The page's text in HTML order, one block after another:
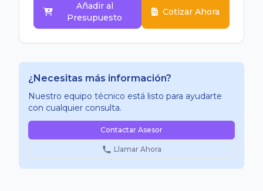
Añadir al
Presupuesto
Cotizar Ahora
¿Necesitas más información?
Nuestro equipo técnico está listo para ayudarte
con cualquier consulta.
Contactar Asesor
Llamar Ahora